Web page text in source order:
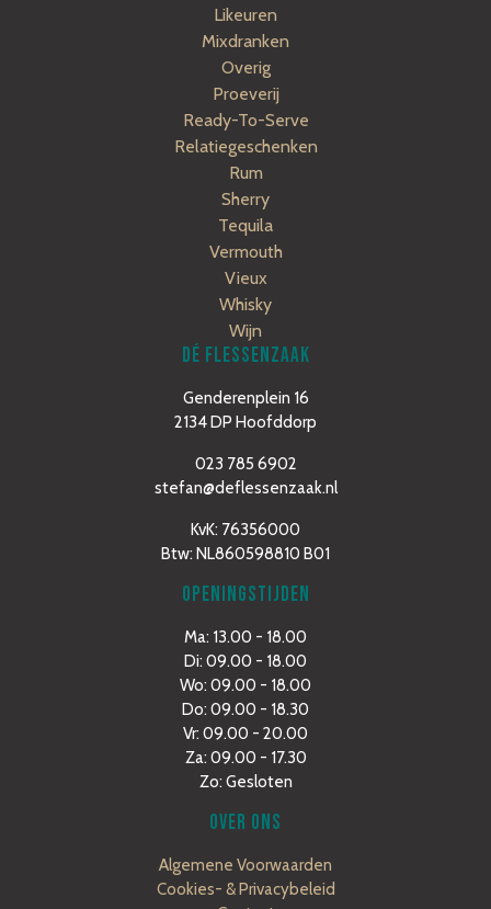
Likeuren
Mixdranken
Overig
Proeverij
Ready-To-Serve
Relatiegeschenken
Rum
Sherry
Tequila
Vermouth
Vieux
Whisky
Wijn
DÉ FLESSENZAAK
Genderenplein 16
2134 DP Hoofddorp
023 785 6902
stefan@deflessenzaak.nl
KvK: 76356000
Btw: NL860598810 B01
OPENINGSTIJDEN
Ma: 13.00 - 18.00
Di: 09.00 - 18.00
Wo: 09.00 - 18.00
Do: 09.00 - 18.30
Vr: 09.00 - 20.00
Za: 09.00 - 17.30
Zo: Gesloten
OVER ONS
Algemene Voorwaarden
Cookies- & Privacybeleid